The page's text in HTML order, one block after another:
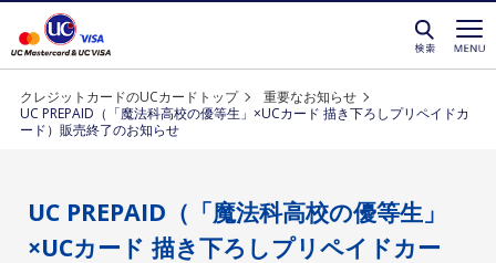
クレジットカードを選ぶなら永久不滅ポイントが
クレジットカードのUCカードトップ
重要なお知らせ
UC PREPAID（「魔法科高校の優等生」×UCカード 描き下ろしプリペイドカ
ード）販売終了のお知らせ
UC PREPAID（「魔法科高校の優等生」
×UCカード 描き下ろしプリペイドカー